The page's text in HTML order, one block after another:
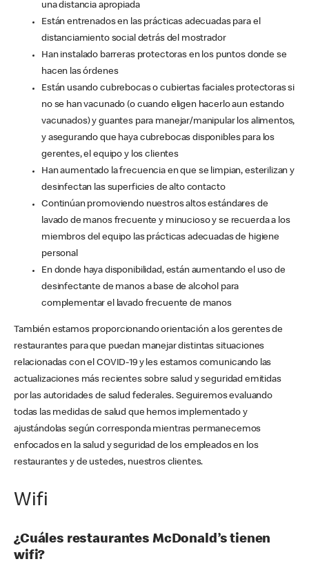
una distancia apropiada
Están entrenados en las prácticas adecuadas para el
distanciamiento social detrás del mostrador
Han instalado barreras protectoras en los puntos donde se
hacen las órdenes
Están usando cubrebocas o cubiertas faciales protectoras si
no se han vacunado (o cuando eligen hacerlo aun estando
vacunados) y guantes para manejar/manipular los alimentos,
y asegurando que haya cubrebocas disponibles para los
gerentes, el equipo y los clientes
Han aumentado la frecuencia en que se limpian, esterilizan y
desinfectan las superficies de alto contacto
Continúan promoviendo nuestros altos estándares de
lavado de manos frecuente y minucioso y se recuerda a los
miembros del equipo las prácticas adecuadas de higiene
personal
En donde haya disponibilidad, están aumentando el uso de
desinfectante de manos a base de alcohol para
complementar el lavado frecuente de manos
También estamos proporcionando orientación a los gerentes de
restaurantes para que puedan manejar distintas situaciones
relacionadas con el COVID-19 y les estamos comunicando las
actualizaciones más recientes sobre salud y seguridad emitidas
por las autoridades de salud federales. Seguiremos evaluando
todas las medidas de salud que hemos implementado y
ajustándolas según corresponda mientras permanecemos
enfocados en la salud y seguridad de los empleados en los
restaurantes y de ustedes, nuestros clientes.
Wifi
¿Cuáles restaurantes McDonald’s tienen
wifi?